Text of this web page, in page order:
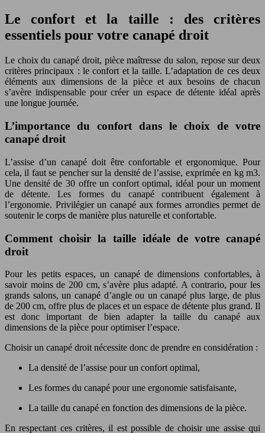
Le confort et la taille : des critères
essentiels pour votre canapé droit
Le choix du canapé droit, pièce maîtresse du salon, repose sur deux
critères principaux : le confort et la taille. L’adaptation de ces deux
éléments aux dimensions de la pièce et aux besoins de chacun
s’avère indispensable pour créer un espace de détente idéal après
une longue journée.
L’importance du confort dans le choix de votre
canapé droit
L’assise d’un canapé doit être confortable et ergonomique. Pour
cela, il faut se pencher sur la densité de l’assise, exprimée en kg m3.
Une densité de 30 offre un confort optimal, idéal pour un moment
de détente. Les formes du canapé contribuent également à
l’ergonomie. Privilégier un canapé aux formes arrondies permet de
soutenir le corps de manière plus naturelle et confortable.
Comment choisir la taille idéale de votre canapé
droit
Pour les petits espaces, un canapé de dimensions confortables, à
savoir moins de 200 cm, s’avère plus adapté. A contrario, pour les
grands salons, un canapé d’angle ou un canapé plus large, de plus
de 200 cm, offre plus de places et un espace de détente plus grand. Il
est donc important de bien adapter la taille du canapé aux
dimensions de la pièce pour optimiser l’espace.
Choisir un canapé droit nécessite donc de prendre en considération :
La densité de l’assise pour un confort optimal,
Les formes du canapé pour une ergonomie satisfaisante,
La taille du canapé en fonction des dimensions de la pièce.
En respectant ces critères, il est possible de choisir une assise qui